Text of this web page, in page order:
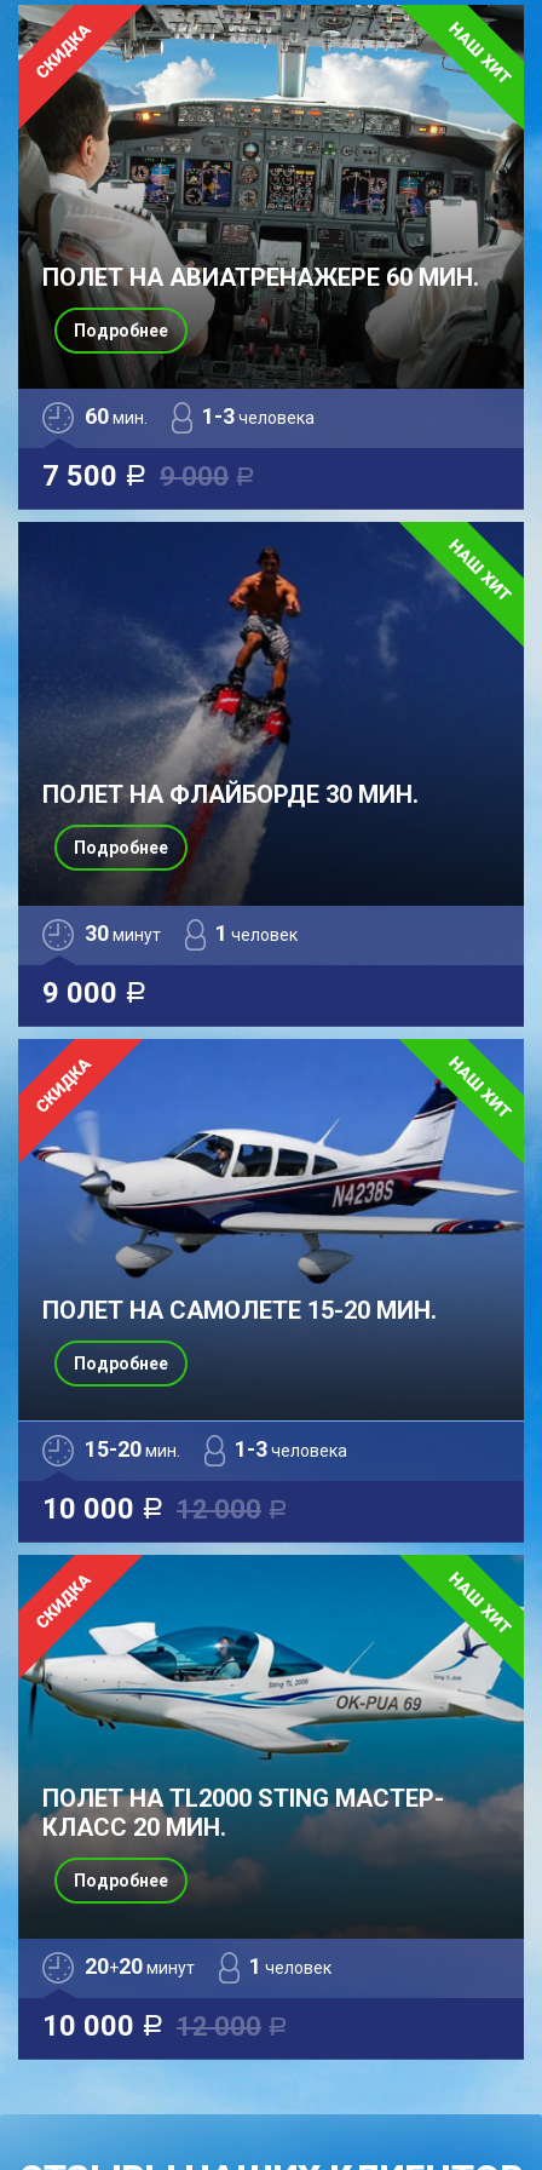
ПОЛЕТ НА АВИАТРЕНАЖЕРЕ 60 МИН.
60мин. 1-3человека
7 500 a 9 000 a
Подробнее
ПОЛЕТ НА ФЛАЙБОРДЕ 30 МИН.
30минут 1 человек
9 000 a
Подробнее
ПОЛЕТ НА САМОЛЕТЕ 15-20 МИН.
15-20мин. 1-3человека
10 000 a 12 000 a
Подробнее
ПОЛЕТ НА TL2000 STING МАСТЕР-
КЛАСС 20 МИН.
20+20минут 1 человек
10 000 a 12 000 a
Подробнее